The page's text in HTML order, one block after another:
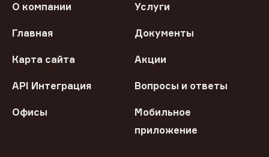
О компании Услуги
Главная Документы
Карта сайта Акции
API Интеграция Вопросы и ответы
Офисы
Мобильное
приложение